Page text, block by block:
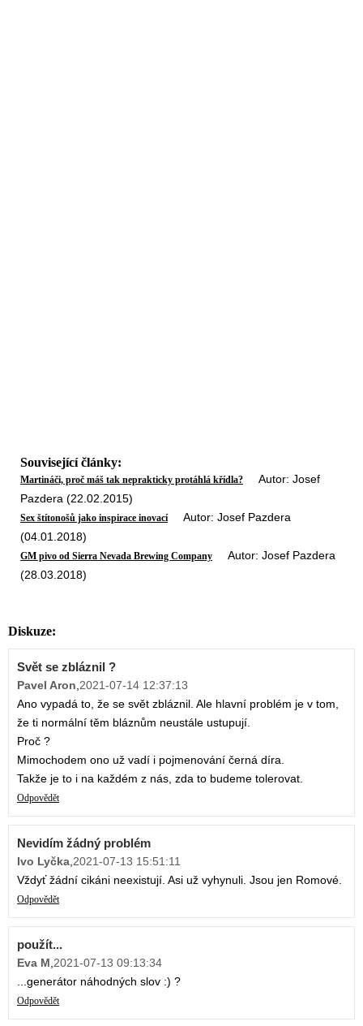
Související články:
Martináči, proč máš tak neprakticky protáhlá křídla? Autor: Josef
Pazdera (22.02.2015)
Sex štítonošů jako inspirace inovacíAutor: Josef Pazdera
(04.01.2018)
GM pivo od Sierra Nevada Brewing Company Autor: Josef Pazdera
(28.03.2018)
Diskuze:
Svět se zbláznil ?
Pavel Aron,2021-07-14 12:37:13
Ano vypadá to, že se svět zbláznil. Ale hlavní problém je v tom,
že ti normální těm bláznům neustále ustupují.
Proč ?
Mimochodem ono už vadí i pojmenování černá díra.
Takže je to i na každém z nás, zda to budeme tolerovat.
Odpovědět
Nevidím žádný problém
Ivo Lyčka,2021-07-13 15:51:11
Vždyť žádní cikáni neexistují. Asi už vyhynuli. Jsou jen Romové.
Odpovědět
použít...
Eva M,2021-07-13 09:13:34
...generátor náhodných slov :) ?
Odpovědět